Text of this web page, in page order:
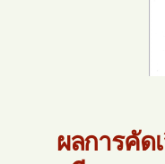
ผลการคัด